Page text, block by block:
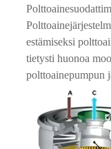
estämiseksi
tietysti huonoa
polttoainepumpun